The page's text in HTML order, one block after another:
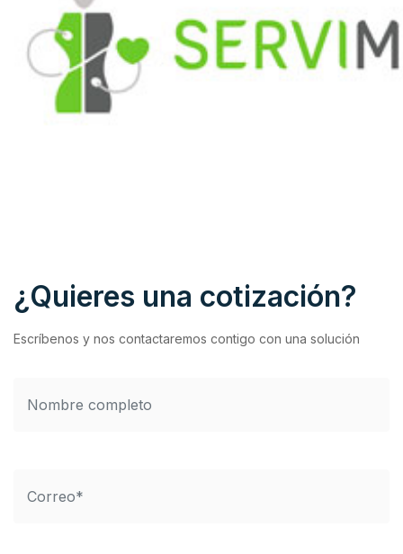
¿Quieres una cotización?
Escríbenos y nos contactaremos contigo con una solución